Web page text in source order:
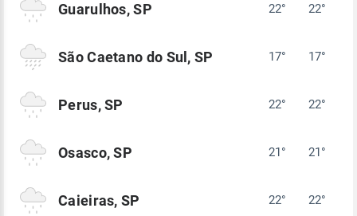
Guarulhos, SP 22° 22°
São Caetano do Sul, SP 17° 17°
Perus, SP 22° 22°
Osasco, SP 21° 21°
Caieiras, SP 22° 22°